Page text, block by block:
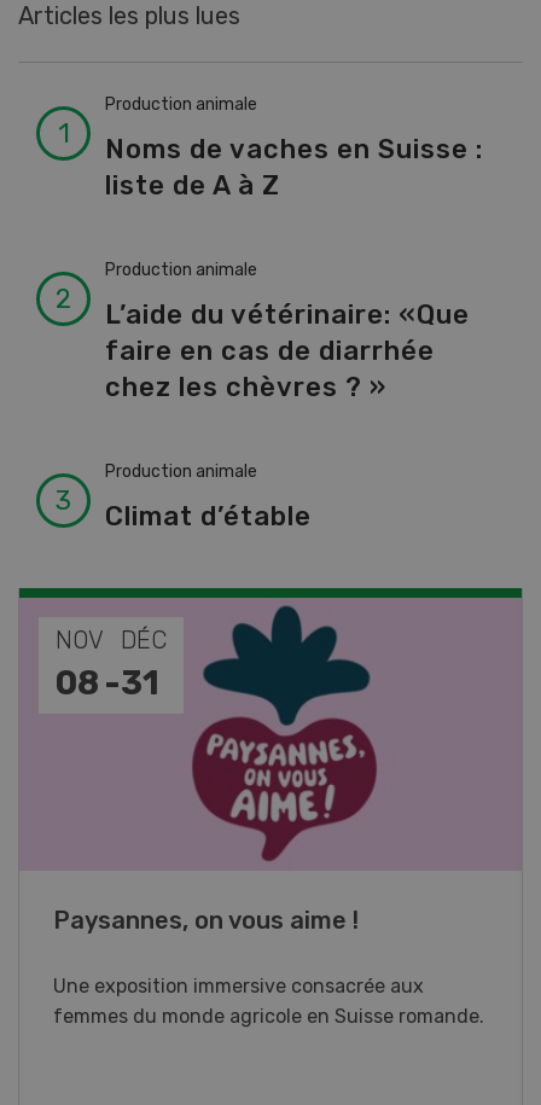
Articles les plus lues
Production animale
Noms de vaches en Suisse :
liste de A à Z
Production animale
L’aide du vétérinaire: «Que
faire en cas de diarrhée
chez les chèvres ? »
Production animale
Climat d’étable
NOV
17 -
JAN
26
Cours spécialisé Aquaculture
Vous élevez des poissons ou songez à le faire?
Ce cours vous équipe du savoir nécessaire. Si